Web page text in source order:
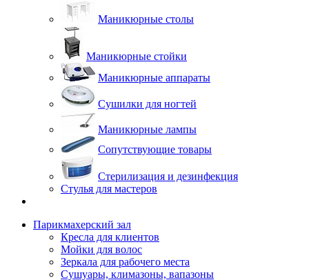
Маникюрные столы
Маникюрные стойки
Маникюрные аппараты
Сушилки для ногтей
Маникюрные лампы
Сопутствующие товары
Стерилизация и дезинфекция
Стулья для мастеров
Парикмахерский зал
Кресла для клиентов
Мойки для волос
Зеркала для рабочего места
Сушуары, климазоны, вапазоны